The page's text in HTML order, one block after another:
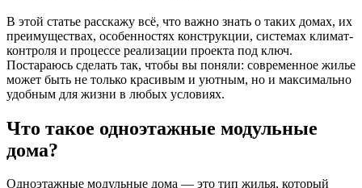
В этой статье расскажу всё, что важно знать о таких домах, их
преимуществах, особенностях конструкции, системах климат-
контроля и процессе реализации проекта под ключ.
Постараюсь сделать так, чтобы вы поняли: современное жилье
может быть не только красивым и уютным, но и максимально
удобным для жизни в любых условиях.
Что такое одноэтажные модульные
дома?
Одноэтажные модульные дома — это тип жилья, который